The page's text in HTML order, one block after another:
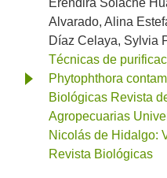
Eréndira Solache
Alvarado, Alina
Díaz Celaya, Sylvia
Técnicas de
Phytophthora
Biológicas Revista
Agropecuarias
Nicolás de Hidalgo:
Revista Biológicas